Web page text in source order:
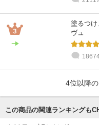
塗るつ
ヴュ
4位以降
この商品の関連ランキングも